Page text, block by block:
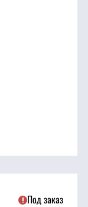
Под заказ